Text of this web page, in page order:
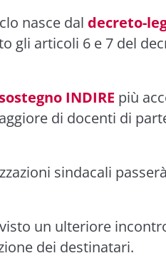
nasce dal decreto-
gli articoli 6 e 7 del
sostegno INDIRE più
di docenti di
sindacali
un ulteriore
dei destinatari.